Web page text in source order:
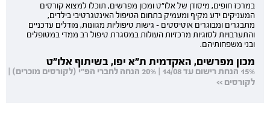
במרכז חופים, מיסודן של אלו"ט ומכון מפרשים, תוכלו למצוא קורסים
המעניקים ידע מקיף ומעמיק בתחום הטיפול האינטגרטיבי בילדים,
מתבגרים ומבוגרים אוטיסטים - גישות טיפוליות מגוונות, מודלים עדכניים
והתערבויות לסוגיות מרכזיות העולות במסגרת טיפול רב ממדי במטופלים
ובני משפחותיהם.
מכון מפרשים, האקדמית ת"א יפו, בשיתוף אלו"ט
15% הנחת רישום עד 14/08 | 20% הנחה לחברי הפ"י (לקורסים מוכרים) |
לקורסים >>